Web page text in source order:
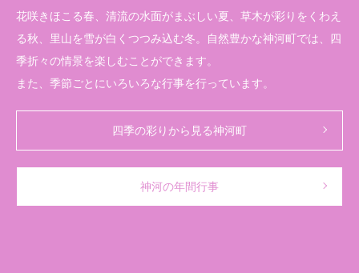
花咲きほこる春、清流の水面がまぶしい夏、草木が彩りをくわえ
る秋、里山を雪が白くつつみ込む冬。自然豊かな神河町では、四
季折々の情景を楽しむことができます。
また、季節ごとにいろいろな行事を行っています。
四季の彩りから見る神河町
神河の年間行事